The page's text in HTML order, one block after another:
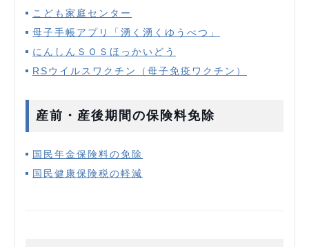
こども家庭センター
母子手帳アプリ「湧く湧くゆうべつ」
にんしんＳＯＳほっかいどう
RSウイルスワクチン（母子免疫ワクチン）
産前・産後期間の保険料免除
国民年金保険料の免除
国民健康保険税の軽減